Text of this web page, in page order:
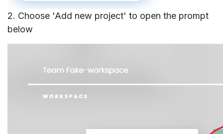
2. Choose 'Add new project' to open the prompt
below